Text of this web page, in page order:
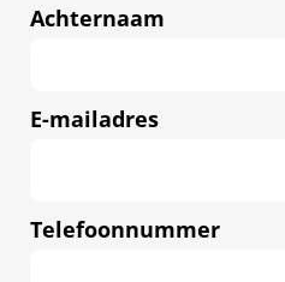
Achternaam
E-mailadres
Telefoonnummer